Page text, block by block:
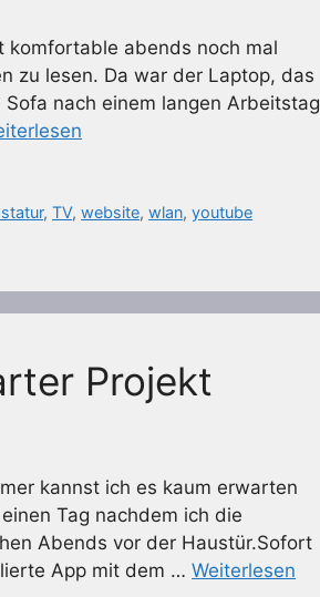
komfortable abends noch mal
zu lesen. Da war der Laptop, das
nach einem langen Arbeitstag
,TV,website,wlan,youtube
Projekt
kannst ich es kaum erwarten
Tag nachdem ich die
Abends vor der Haustür.Sofort
App mit dem … Weiterlesen